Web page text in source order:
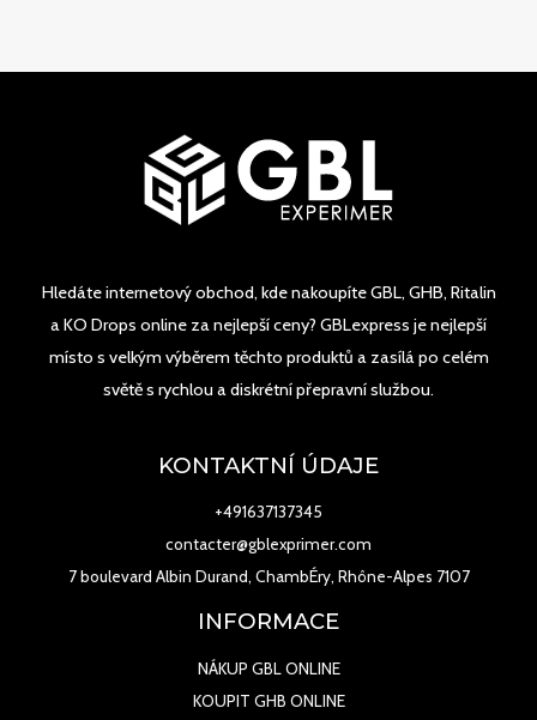
Hledáte internetový obchod, kde nakoupíte GBL, GHB, Ritalin
a KO Drops online za nejlepší ceny? GBLexpress je nejlepší
místo s velkým výběrem těchto produktů a zasílá po celém
světě s rychlou a diskrétní přepravní službou.
KONTAKTNÍ ÚDAJE
+491637137345
contacter@gblexprimer.com
7 boulevard Albin Durand, ChambÉry, Rhône-Alpes 7107
INFORMACE
NÁKUP GBL ONLINE
KOUPIT GHB ONLINE